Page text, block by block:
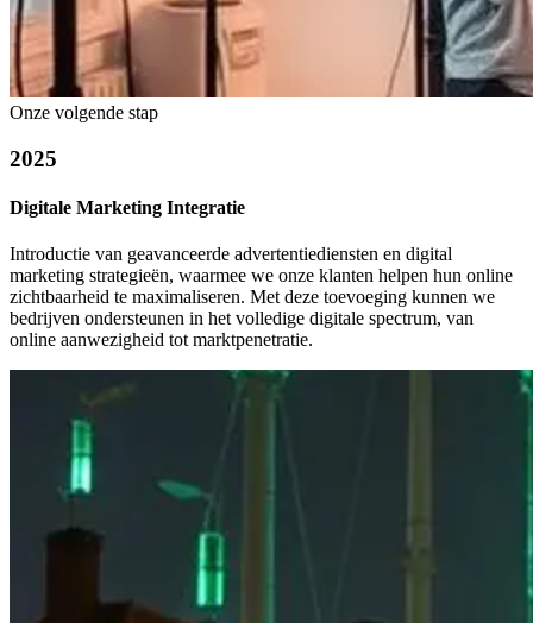
Onze volgende stap
2025
Digitale Marketing Integratie
Introductie van geavanceerde advertentiediensten en digital
marketing strategieën, waarmee we onze klanten helpen hun online
zichtbaarheid te maximaliseren. Met deze toevoeging kunnen we
bedrijven ondersteunen in het volledige digitale spectrum, van
online aanwezigheid tot marktpenetratie.